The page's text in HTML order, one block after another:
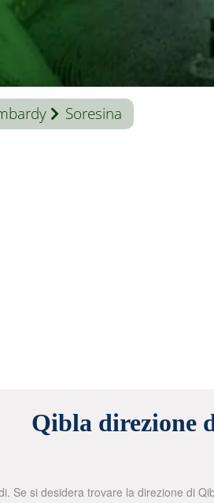
Soresina
Qibla direzione
Se si desidera trovare la direzione di